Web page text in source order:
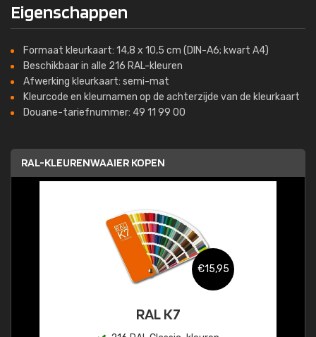
Eigenschappen
Formaat kleurkaart: 14,8 x 10,5 cm (DIN-A6; kwart A4)
Beschikbaar in alle 216 RAL-kleuren
Afwerking kleurkaart: semi-mat
Kleurcode en kleurnamen op de achterzijde van de kleurkaart
Douane-tariefnummer: 49 11 99 00
RAL-KLEURENWAAIER KOPEN
€15,95
RAL K7